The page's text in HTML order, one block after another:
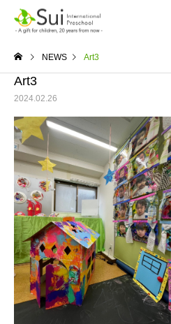
NEWS Art3
Art3
2024.02.26